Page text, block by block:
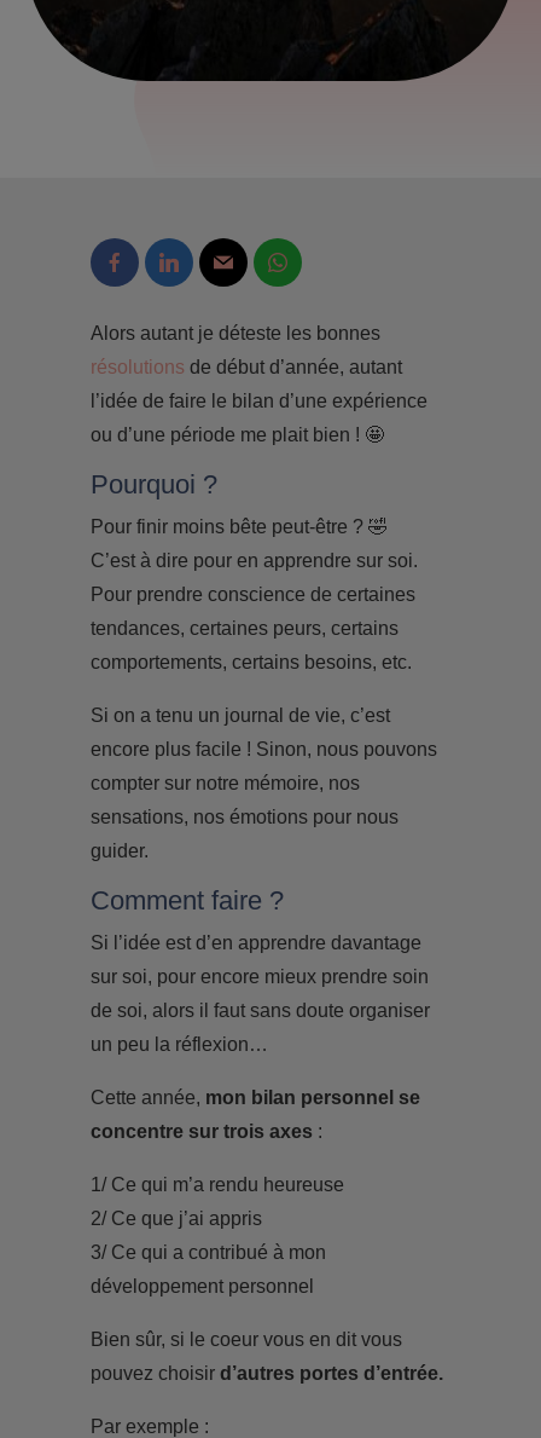
Alors autant je déteste les bonnes
résolutions de début d’année, autant
l’idée de faire le bilan d’une expérience
ou d’une période me plait bien ! 🤩
Pourquoi ?
Pour finir moins bête peut-être ? 🤣
C’est à dire pour en apprendre sur soi.
Pour prendre conscience de certaines
tendances, certaines peurs, certains
comportements, certains besoins, etc.
Si on a tenu un journal de vie, c’est
encore plus facile ! Sinon, nous pouvons
compter sur notre mémoire, nos
sensations, nos émotions pour nous
guider.
Comment faire ?
Si l’idée est d’en apprendre davantage
sur soi, pour encore mieux prendre soin
de soi, alors il faut sans doute organiser
un peu la réflexion…
Cette année, mon bilan personnel se
concentre sur trois axes :
1/ Ce qui m’a rendu heureuse
2/ Ce que j’ai appris
3/ Ce qui a contribué à mon
développement personnel
Bien sûr, si le coeur vous en dit vous
pouvez choisir d’autres portes d’entrée.
Par exemple :